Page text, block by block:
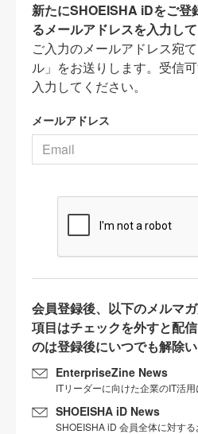
新たにSHOEISHA iDをご登
るメールアドレスを入力して
ご入力のメールアドレス宛
ル」をお送りします。受信
入力してください。
メールアドレス
会員登録後、以下のメルマ
項目はチェックを外すと配
のは登録後にいつでも解除い
EnterpriseZine News
ITリーダーに向けた企業のIT活
SHOEISHA iD News
SHOEISHA iD 会員全体に対す